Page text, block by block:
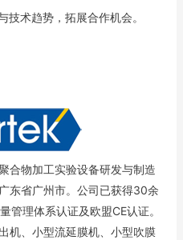
术趋势，拓展合作机会。
合物加工实验设备研发与制造
东省广州市。公司已获得30余
管理体系认证及欧盟CE认证。
机、小型流延膜机、小型吹膜